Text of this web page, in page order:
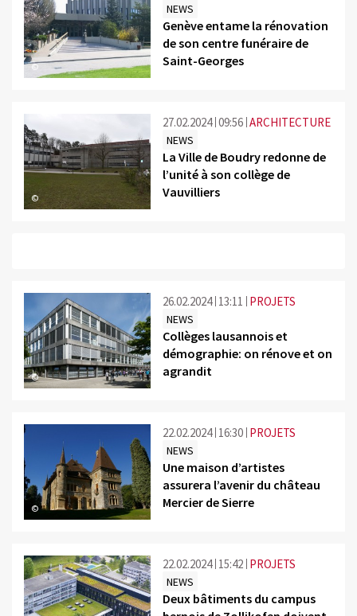
©
NEWS
Genève entame la rénovation
de son centre funéraire de
Saint-Georges
©
27.02.2024 09:56 ARCHITECTURE
NEWS
La Ville de Boudry redonne de
l’unité à son collège de
Vauvilliers
©
26.02.2024 13:11 PROJETS
NEWS
Collèges lausannois et
démographie: on rénove et on
agrandit
©
22.02.2024 16:30 PROJETS
NEWS
Une maison d’artistes
assurera l’avenir du château
Mercier de Sierre
22.02.2024 15:42 PROJETS
NEWS
Deux bâtiments du campus